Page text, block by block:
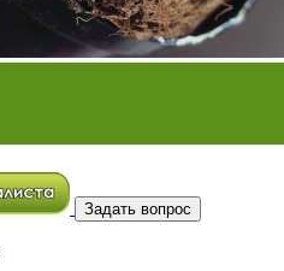
Задать вопрос